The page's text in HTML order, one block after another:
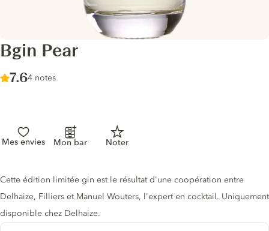
Bgin Pear
Score :
7.6/ 10
4 notes
Mes envies Mon bar Noter
Description du gin
Cette édition limitée gin est le résultat d'une coopération entre
Delhaize, Filliers et Manuel Wouters, l'expert en cocktail. Uniquement
disponible chez Delhaize.